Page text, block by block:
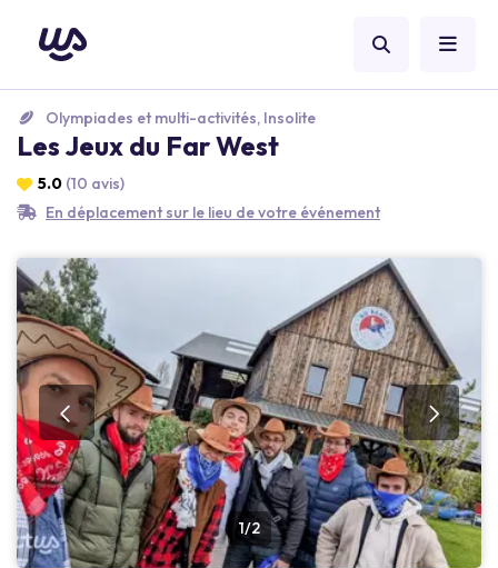
Olympiades et multi-activités, Insolite
Les Jeux du Far West
5.0 (10 avis)
En déplacement sur le lieu de votre événement
1/2